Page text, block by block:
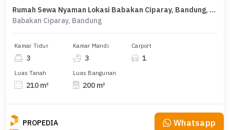
Rumah Sewa Nyaman Lokasi Babakan Ciparay, Bandung, LB 200m²
Babakan Ciparay, Bandung
Kamar Tidur
3
Kamar Mandi
3
Carport
1
Luas Tanah
210 m²
Luas Bangunan
200 m²
PROPEDIA Whatsapp